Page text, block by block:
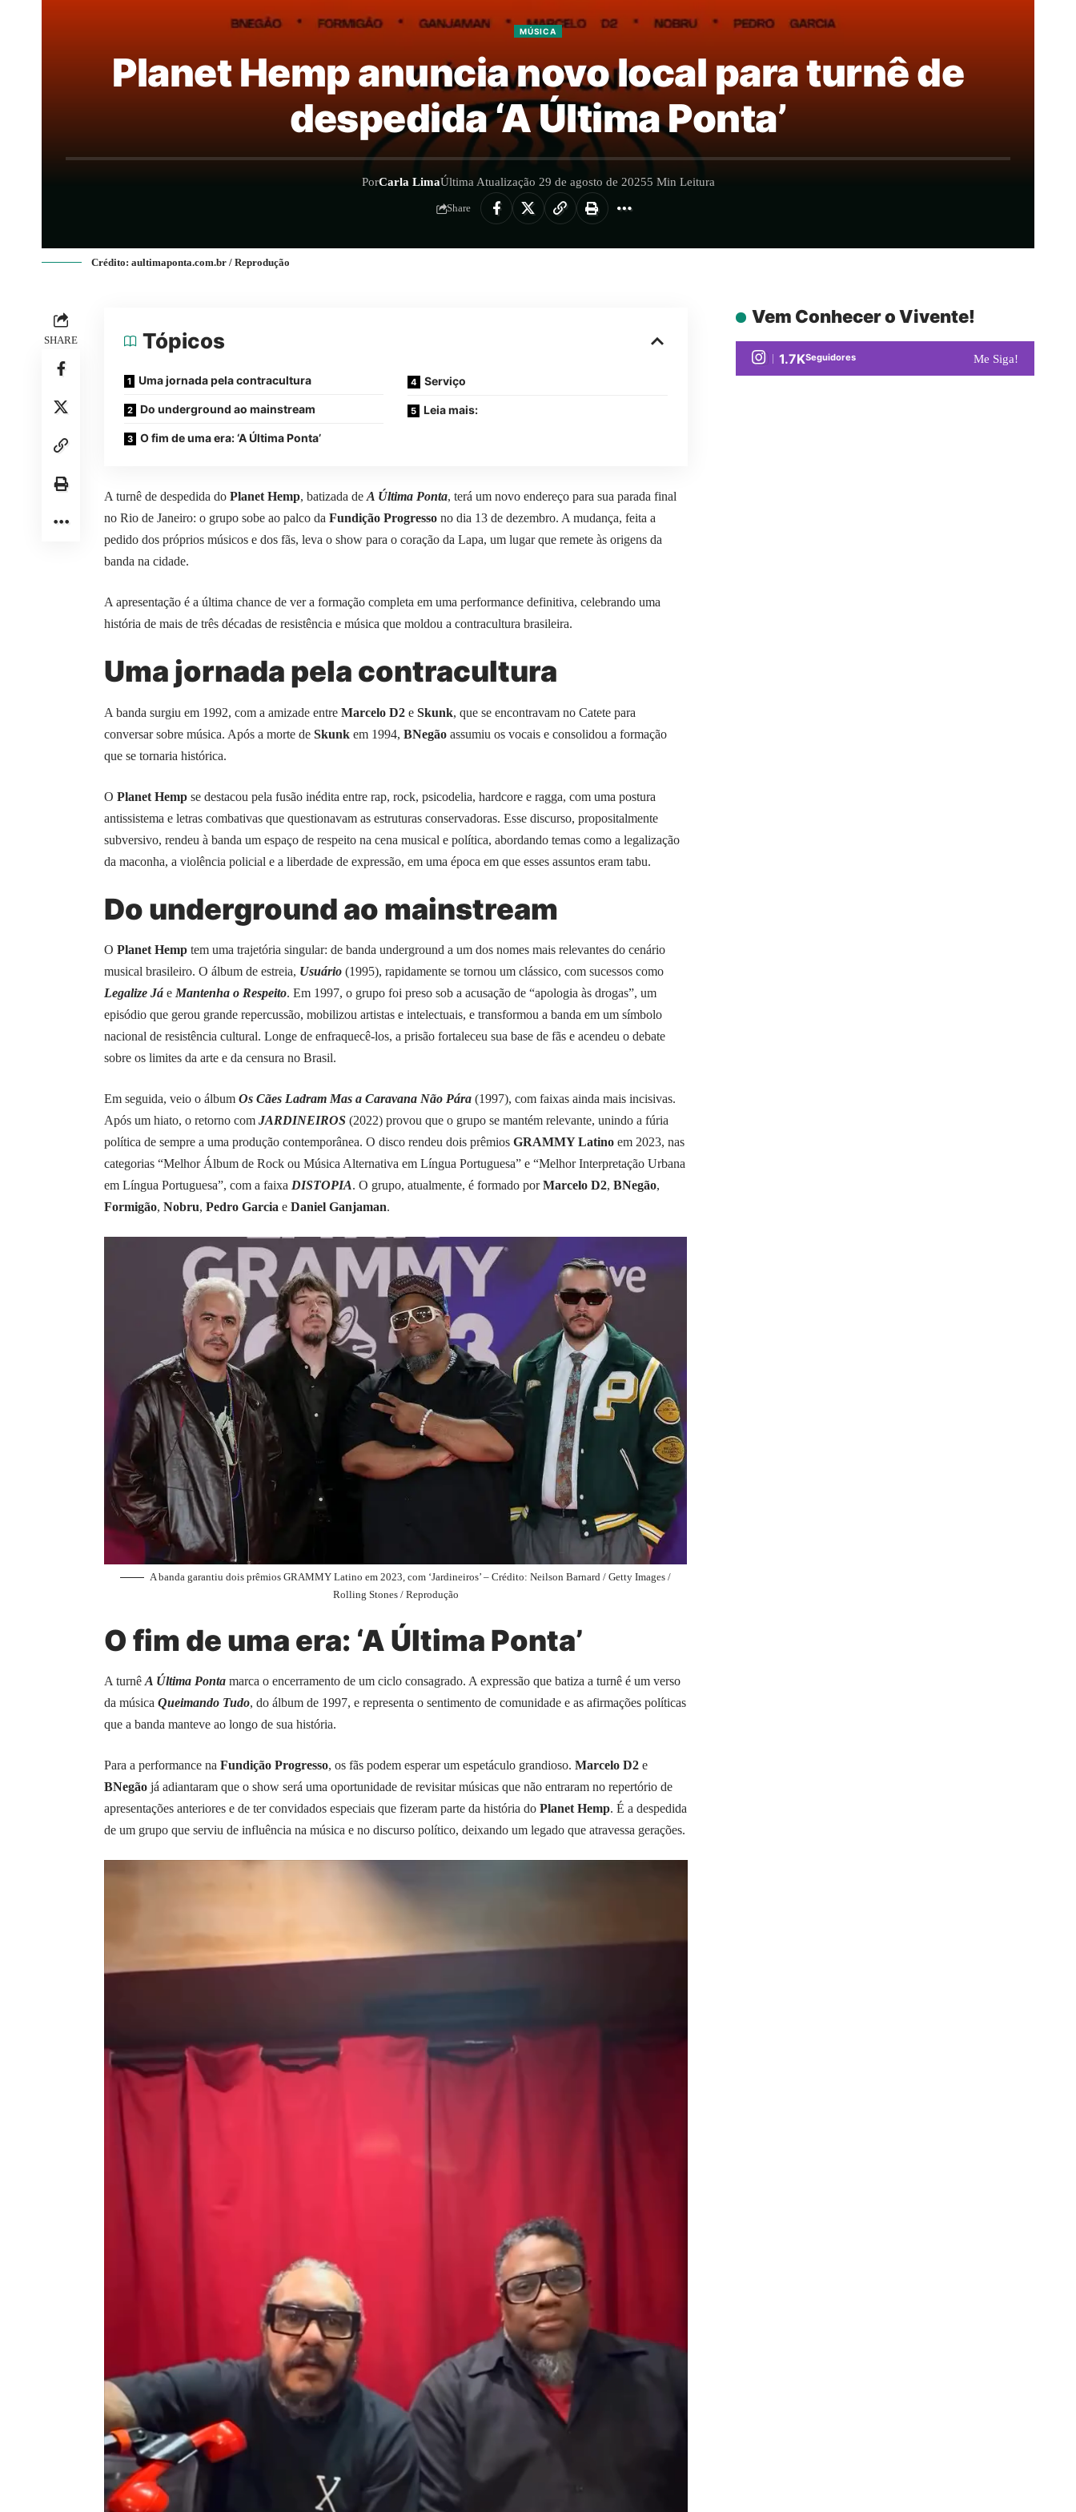
MÚSICA
Planet Hemp anuncia novo local para turnê de
despedida ‘A Última Ponta’
PorCarla LimaÚltima Atualização 29 de agosto de 20255 Min Leitura
Share
Crédito: aultimaponta.com.br / Reprodução
SHARE Tópicos
Uma jornada pela contracultura
Do underground ao mainstream
O fim de uma era: ‘A Última Ponta’
Serviço
Leia mais:
A turnê de despedida do Planet Hemp, batizada de A Última Ponta, terá um novo endereço para sua parada final
no Rio de Janeiro: o grupo sobe ao palco da Fundição Progresso no dia 13 de dezembro. A mudança, feita a
pedido dos próprios músicos e dos fãs, leva o show para o coração da Lapa, um lugar que remete às origens da
banda na cidade.
A apresentação é a última chance de ver a formação completa em uma performance definitiva, celebrando uma
história de mais de três décadas de resistência e música que moldou a contracultura brasileira.
Uma jornada pela contracultura
A banda surgiu em 1992, com a amizade entre Marcelo D2 e Skunk, que se encontravam no Catete para
conversar sobre música. Após a morte de Skunk em 1994, BNegão assumiu os vocais e consolidou a formação
que se tornaria histórica.
O Planet Hemp se destacou pela fusão inédita entre rap, rock, psicodelia, hardcore e ragga, com uma postura
antissistema e letras combativas que questionavam as estruturas conservadoras. Esse discurso, propositalmente
subversivo, rendeu à banda um espaço de respeito na cena musical e política, abordando temas como a legalização
da maconha, a violência policial e a liberdade de expressão, em uma época em que esses assuntos eram tabu.
Do underground ao mainstream
O Planet Hemp tem uma trajetória singular: de banda underground a um dos nomes mais relevantes do cenário
musical brasileiro. O álbum de estreia, Usuário (1995), rapidamente se tornou um clássico, com sucessos como
Legalize Já e Mantenha o Respeito. Em 1997, o grupo foi preso sob a acusação de “apologia às drogas”, um
episódio que gerou grande repercussão, mobilizou artistas e intelectuais, e transformou a banda em um símbolo
nacional de resistência cultural. Longe de enfraquecê-los, a prisão fortaleceu sua base de fãs e acendeu o debate
sobre os limites da arte e da censura no Brasil.
Em seguida, veio o álbum Os Cães Ladram Mas a Caravana Não Pára (1997), com faixas ainda mais incisivas.
Após um hiato, o retorno com JARDINEIROS (2022) provou que o grupo se mantém relevante, unindo a fúria
política de sempre a uma produção contemporânea. O disco rendeu dois prêmios GRAMMY Latino em 2023, nas
categorias “Melhor Álbum de Rock ou Música Alternativa em Língua Portuguesa” e “Melhor Interpretação Urbana
em Língua Portuguesa”, com a faixa DISTOPIA. O grupo, atualmente, é formado porMarcelo D2, BNegão,
Formigão, Nobru, Pedro Garcia e Daniel Ganjaman.
A banda garantiu dois prêmios GRAMMY Latino em 2023, com ‘Jardineiros’ – Crédito: Neilson Barnard / Getty Images /
Rolling Stones / Reprodução
O fim de uma era: ‘A Última Ponta’
A turnê A Última Ponta marca o encerramento de um ciclo consagrado. A expressão que batiza a turnê é um verso
da música Queimando Tudo, do álbum de 1997, e representa o sentimento de comunidade e as afirmações políticas
que a banda manteve ao longo de sua história.
Para a performance na Fundição Progresso, os fãs podem esperar um espetáculo grandioso. Marcelo D2 e
BNegão já adiantaram que o show será uma oportunidade de revisitar músicas que não entraram no repertório de
apresentações anteriores e de ter convidados especiais que fizeram parte da história do Planet Hemp. É a despedida
de um grupo que serviu de influência na música e no discurso político, deixando um legado que atravessa gerações.
Vem Conhecer o Vivente!
1.7KSeguidores Me Siga!